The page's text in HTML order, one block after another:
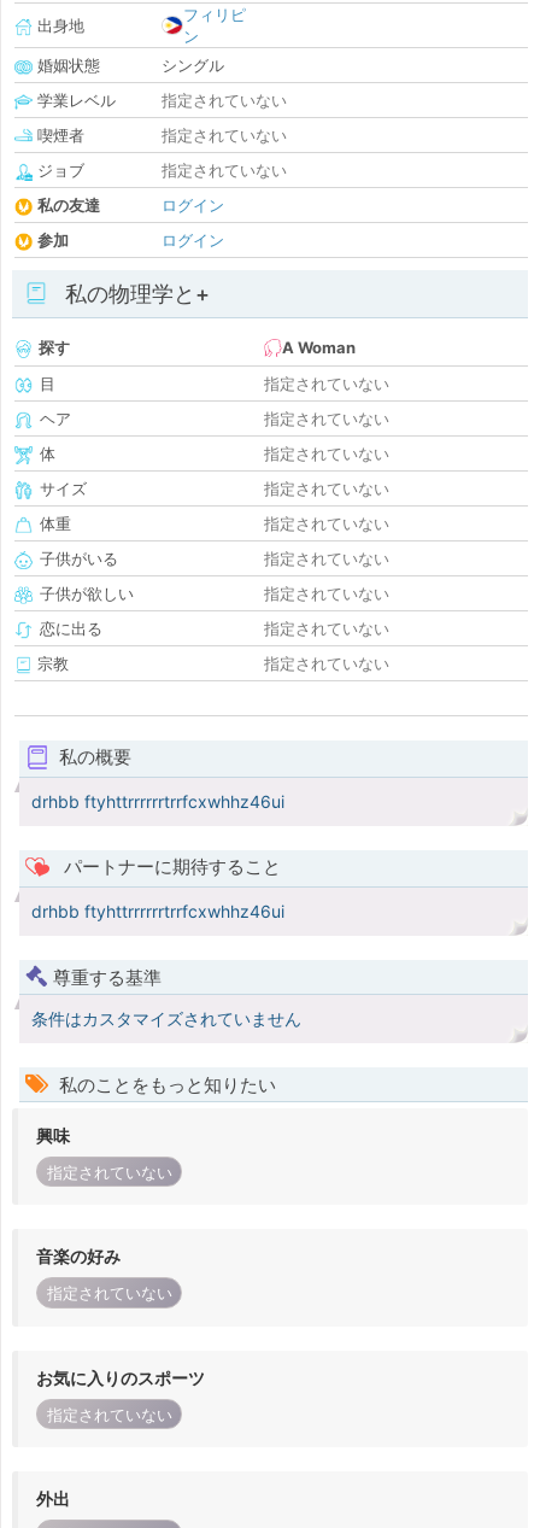
出身地
フィリピ
ン
婚姻状態
シングル
学業レベル
指定されていない
喫煙者
指定されていない
ジョブ
指定されていない
私の友達
ログイン
参加
ログイン
私の物理学と+
探す
A Woman
目
指定されていない
ヘア
指定されていない
体
指定されていない
サイズ
指定されていない
体重
指定されていない
子供がいる
指定されていない
子供が欲しい
指定されていない
恋に出る
指定されていない
宗教
指定されていない
私の概要
drhbb ftyhttrrrrrrtrrfcxwhhz46ui
パートナーに期待すること
drhbb ftyhttrrrrrrtrrfcxwhhz46ui
尊重する基準
条件はカスタマイズされていません
私のことをもっと知りたい
興味
指定されていない
音楽の好み
指定されていない
お気に入りのスポーツ
指定されていない
外出